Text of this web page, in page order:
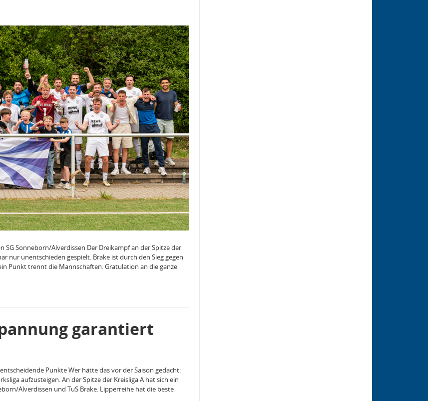
SG Sonneborn/Alverdissen Der Dreikampf an der Spitze der
nur unentschieden gespielt. Brake ist durch den Sieg gegen
Punkt trennt die Mannschaften. Gratulation an die ganze
garantiert
Punkte Wer hätte das vor der Saison gedacht:
aufzusteigen. An der Spitze der Kreisliga A hat sich ein
Alverdissen und TuS Brake. Lipperreihe hat die beste